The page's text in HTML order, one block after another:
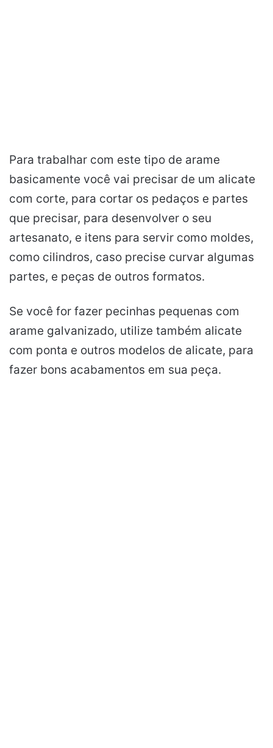
Para trabalhar com este tipo de arame
basicamente você vai precisar de um alicate
com corte, para cortar os pedaços e partes
que precisar, para desenvolver o seu
artesanato, e itens para servir como moldes,
como cilindros, caso precise curvar algumas
partes, e peças de outros formatos.
Se você for fazer pecinhas pequenas com
arame galvanizado, utilize também alicate
com ponta e outros modelos de alicate, para
fazer bons acabamentos em sua peça.